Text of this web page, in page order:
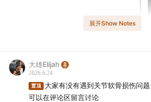
【内容简介】
今年一月，我参加了一场 Hyrox 比赛。
展开Show Notes
大雄Elijah
2026.6.24
置顶
大家有没有遇到关节软骨损伤问
可以在评论区留言讨论